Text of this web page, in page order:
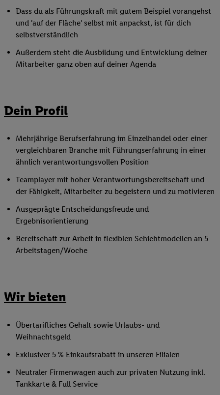
Dass du als Führungskraft mit gutem Beispiel vorangehst
und 'auf der Fläche' selbst mit anpackst, ist für dich
selbstverständlich
Außerdem steht die Ausbildung und Entwicklung deiner
Mitarbeiter ganz oben auf deiner Agenda
Dein Profil
Mehrjährige Berufserfahrung im Einzelhandel oder einer
vergleichbaren Branche mit Führungserfahrung in einer
ähnlich verantwortungsvollen Position
Teamplayer mit hoher Verantwortungsbereitschaft und
der Fähigkeit, Mitarbeiter zu begeistern und zu motivieren
Ausgeprägte Entscheidungsfreude und
Ergebnisorientierung
Bereitschaft zur Arbeit in flexiblen Schichtmodellen an 5
Arbeitstagen/Woche
Wir bieten
Übertarifliches Gehalt sowie Urlaubs- und
Weihnachtsgeld
Exklusiver 5 % Einkaufsrabatt in unseren Filialen
Neutraler Firmenwagen auch zur privaten Nutzung inkl.
Tankkarte & Full Service